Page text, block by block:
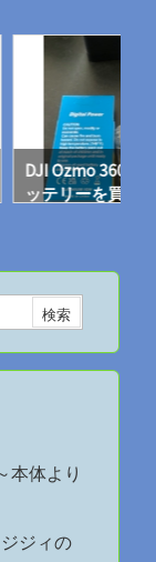
DJI Ozmo 360 の
ッテリーを買い
本体より
ジィの